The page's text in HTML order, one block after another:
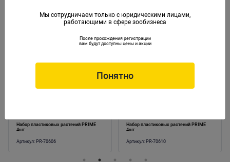
Набор пластиковых растений PRIME
4шт
Артикул: PR-70606
Набор пластиковых растений PRIME
4шт
Артикул: PR-70610
Мы сотрудничаем только с юридическими лицами,
работающими в сфере зообизнеса
После прохождения регистрации
вам будут доступны цены и акции
Понятно